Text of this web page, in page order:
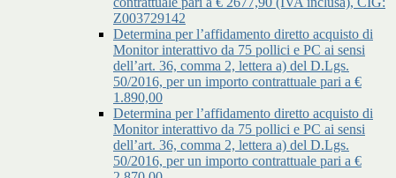
Z003729142
Determina per l’affidamento diretto acquisto di
Monitor interattivo da 75 pollici e PC ai sensi
dell’art. 36, comma 2, lettera a) del D.Lgs.
50/2016, per un importo contrattuale pari a €
1.890,00
Determina per l’affidamento diretto acquisto di
Monitor interattivo da 75 pollici e PC ai sensi
dell’art. 36, comma 2, lettera a) del D.Lgs.
50/2016, per un importo contrattuale pari a €